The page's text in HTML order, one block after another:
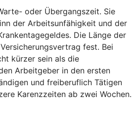
oder Übergangszeit. Sie
der Arbeitsunfähigkeit und der
Die Länge der
fest. Bei
kürzer sein als die
Arbeitgeber in den ersten
und freiberuflich Tätigen
Karenzzeiten ab zwei Wochen.